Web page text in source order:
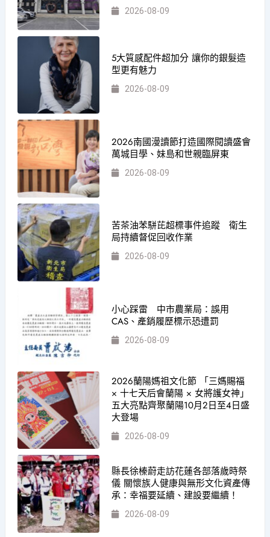
2026-08-09
5大質感配件超加分 讓你的銀髮造
型更有魅力
2026-08-09
2026南國漫讀節打造國際閱讀盛會
萬城目學、妹島和世親臨屏東
2026-08-09
苦茶油苯駢芘超標事件追蹤 衛生
局持續督促回收作業
2026-08-09
小心踩雷 中市農業局：誤用
CAS、產銷履歷標示恐遭罰
2026-08-09
2026蘭陽媽祖文化節 「三媽賜福
× 十七天后會蘭陽 × 女將護女神」
五大亮點齊聚蘭陽10月2日至4日盛
大登場
2026-08-09
縣長徐榛蔚走訪花蓮各部落歲時祭
儀 關懷族人健康與無形文化資產傳
承：幸福要延續、建設要繼續！
2026-08-09